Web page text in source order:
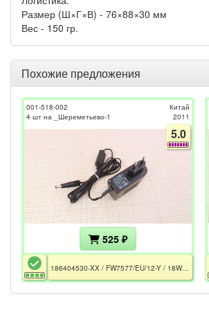
Размер (Ш×Г×В) - 76×88×30 мм
Вес - 150 гр.
Похожие предложения
001-518-002
4 шт на _Шереметьево-1
Китай
2011
5.0
525 ₽
186404530-XX / FW7577/EU/12-Y / 18W / 12V - 1.5A / 5.5×2.1 mm